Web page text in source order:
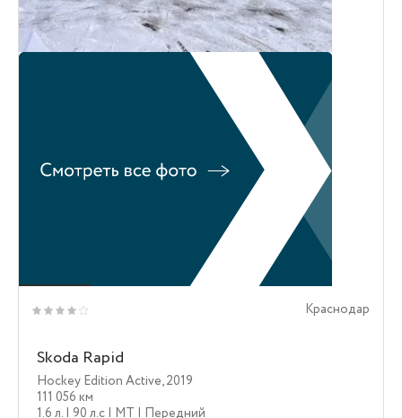
Краснодар
Skoda Rapid
Hockey Edition Active,2019
111 056 км
1.6 л. | 90 л.c | MT | Передний